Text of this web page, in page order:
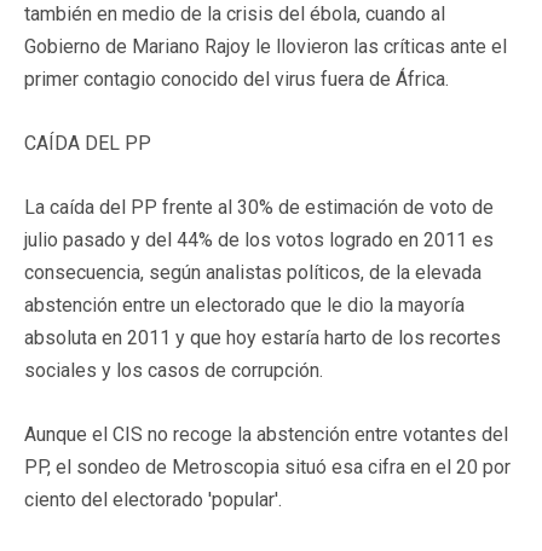
también en medio de la crisis del ébola, cuando al
Gobierno de Mariano Rajoy le llovieron las críticas ante el
primer contagio conocido del virus fuera de África.
CAÍDA DEL PP
La caída del PP frente al 30% de estimación de voto de
julio pasado y del 44% de los votos logrado en 2011 es
consecuencia, según analistas políticos, de la elevada
abstención entre un electorado que le dio la mayoría
absoluta en 2011 y que hoy estaría harto de los recortes
sociales y los casos de corrupción.
Aunque el CIS no recoge la abstención entre votantes del
PP, el sondeo de Metroscopia situó esa cifra en el 20 por
ciento del electorado 'popular'.